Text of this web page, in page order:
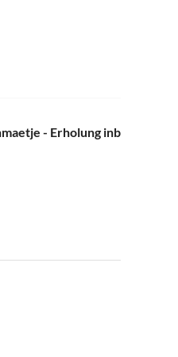
- Erholung inbegriffen